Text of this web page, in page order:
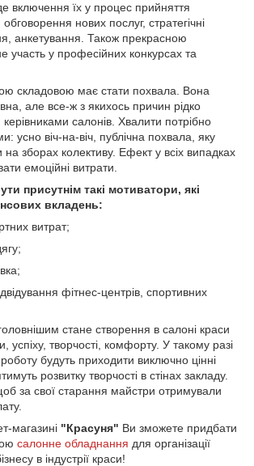
включення їх у процес прийняття
нових послуг, стратегічні
анкетування. Також прекрасною
участь у професійних конкурсах та
складовою має стати похвала. Вона
але все-ж з якихось причин рідко
керівниками салонів. Хвалити потрібно
усно віч-на-віч, публічна похвала, яку
зборах колективу. Ефект у всіх випадках
емоційні витрати.
присутнім такі мотиватори, які
вкладень:
витрат;
фітнес-центрів, спортивних
стане створення в салоні краси
успіху, творчості, комфорту. У такому разі
будуть приходити виключно цінні
розвитку творчості в стінах закладу.
за свої старання майстри отримували
магазині "Красуня" Ви зможете придбати
салонне обладнання для організації
в індустрії краси!